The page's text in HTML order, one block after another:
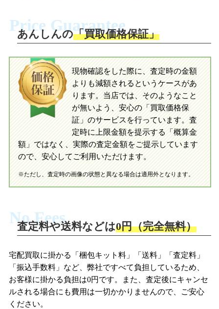
送。当店へ無料で発送いただけます。
入金完了
当店に査定したおもちゃがご到着後、ご
指定の口座に即日入金可能です。
買取の流れ 写真の撮影方法
ださい。お電話にて集荷依頼を行い発
送。当店へ無料で発送いただけます。
当店に査定したおもちゃがご到着後、ご
指定の口座に即日入金可能です。
初めての方へ LINE査定の流れ 写真の撮影方法
Price Guarantee
あんしんの「買取価格保証」
現物確認をした際に、査定時の金額
よりも減額されるというケースがあ
ります。当店では、そのようなこと
が無いよう、安心の「買取価格保
証」のサービスを行っています。査
定時に上限金額を提示する「概算金
額」ではなく、実際の査定金額をご提示しています
ので、安心してご利用いただけます。
※ただし、査定時の画像の状態と異なる場合は適用外となります。
No Fees
査定料や送料などは0円（完全無料）
宅配買取に掛かる「梱包キット料」「送料」「査定料」
「振込手数料」など、弊社ですべて負担しているため、
お客様に掛かる負担は0円です。また、査定後にキャンセ
ルされる場合にも費用は一切かかりませんので、ご安心
ください。